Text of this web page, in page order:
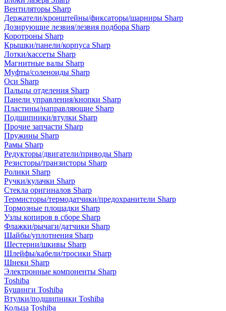
Вентиляторы Sharp
Держатели/кронштейны/фиксаторы/шарниры Sharp
Дозирующие лезвия/лезвия подбора Sharp
Коротроны Sharp
Крышки/панели/корпуса Sharp
Лотки/кассеты Sharp
Магнитные валы Sharp
Муфты/соленоиды Sharp
Оси Sharp
Пальцы отделения Sharp
Панели управления/кнопки Sharp
Пластины/направляющие Sharp
Подшипники/втулки Sharp
Прочие запчасти Sharp
Пружины Sharp
Рамы Sharp
Редукторы/двигатели/приводы Sharp
Резисторы/транзисторы Sharp
Ролики Sharp
Ручки/кулачки Sharp
Стекла оригиналов Sharp
Термисторы/термодатчики/предохранители Sharp
Тормозные площадки Sharp
Узлы копиров в сборе Sharp
Флажки/рычаги/датчики Sharp
Шайбы/уплотнения Sharp
Шестерни/шкивы Sharp
Шлейфы/кабели/тросики Sharp
Шнеки Sharp
Электронные компоненты Sharp
Toshiba
Бушинги Toshiba
Втулки/подшипники Toshiba
Кольца Toshiba